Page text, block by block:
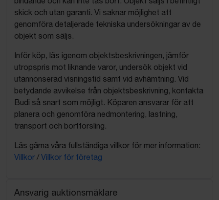
skick och utan garanti. Vi saknar möjlighet att
genomföra detaljerade tekniska undersökningar av de
objekt som säljs.
Inför köp, läs igenom objektsbeskrivningen, jämför
utropspris mot liknande varor, undersök objekt vid
utannonserad visningstid samt vid avhämtning. Vid
betydande avvikelse från objektsbeskrivning, kontakta
Budi så snart som möjligt. Köparen ansvarar för att
planera och genomföra nedmontering, lastning,
transport och bortforsling.
Läs gärna våra fullständiga villkor för mer information:
Villkor / Villkor för företag
Ansvarig auktionsmäklare